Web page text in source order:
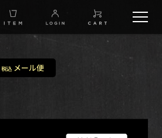
税込メール便